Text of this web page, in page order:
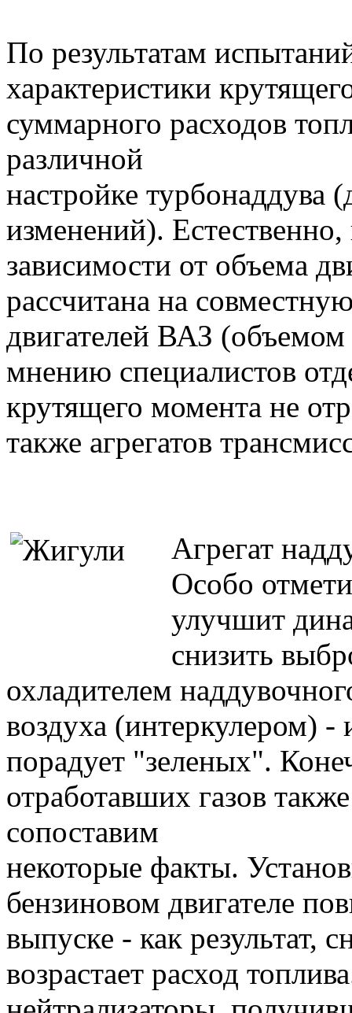
По результатам
характеристики
суммарного расходов
различной
настройке турбонаддува
изменений).
зависимости от объема
рассчитана на
двигателей ВАЗ
мнению специалистов
крутящего момента не
также агрегатов
Агрегат
Особо
улучшит
снизить
охладителем
воздуха (интеркулером) -
порадует "зеленых".
отработавших газов
сопоставим
некоторые факты.
бензиновом двигателе
выпуске - как результат,
возрастает расход